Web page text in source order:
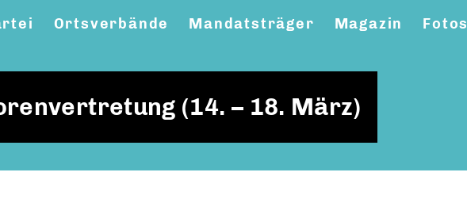
Ortsverbände Mandatsträger Magazin Fotos
(14. – 18. März)